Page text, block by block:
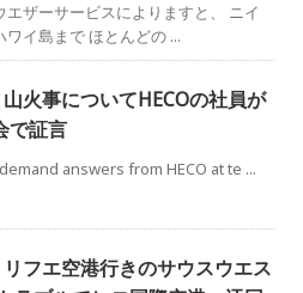
エザーサービスによりますと、 ニイ
ワイ島まで ほとんどの ...
山火事についてHECOの社員が
で証言
answers from HECO at te ...
リフエ空港行きのサウスウエス